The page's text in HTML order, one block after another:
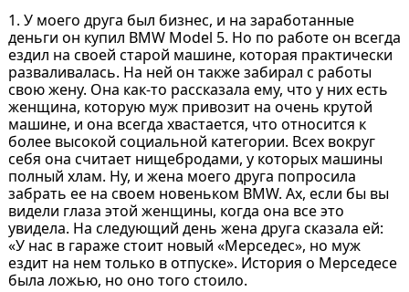
1. У моего друга был бизнес, и на заработанные
деньги он купил BMW Model 5. Но по работе он всегда
ездил на своей старой машине, которая практически
разваливалась. На ней он также забирал с работы
свою жену. Она как-то рассказала ему, что у них есть
женщина, которую муж привозит на очень крутой
машине, и она всегда хвастается, что относится к
более высокой социальной категории. Всех вокруг
себя она считает нищебродами, у которых машины
полный хлам. Ну, и жена моего друга попросила
забрать ее на своем новеньком BMW. Ах, если бы вы
видели глаза этой женщины, когда она все это
увидела. На следующий день жена друга сказала ей:
«У нас в гараже стоит новый «Мерседес», но муж
ездит на нем только в отпуске». История о Мерседесе
была ложью, но оно того стоило.